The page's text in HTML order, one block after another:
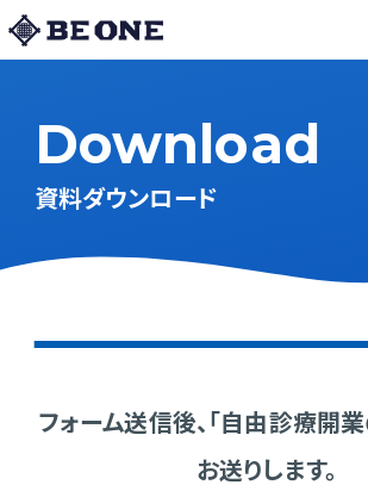
Download
資料ダウンロード
フォーム送信後、「自由診療開
お送りします。